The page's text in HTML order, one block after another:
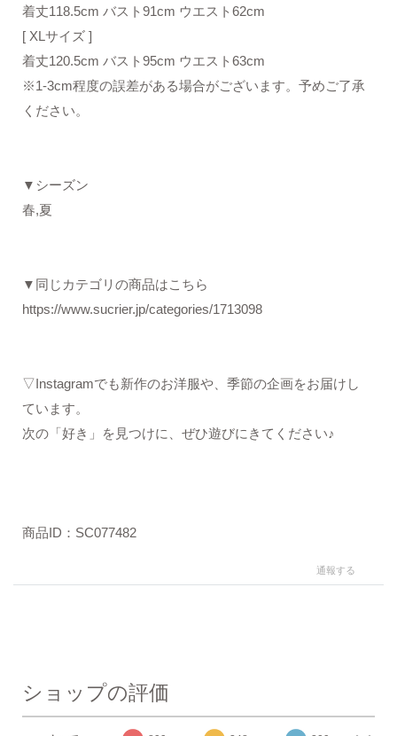
着丈118.5cm バスト91cm ウエスト62cm
[ XLサイズ ]
着丈120.5cm バスト95cm ウエスト63cm
※1-3cm程度の誤差がある場合がございます。予めご了承
ください。
▼シーズン
春,夏
▼同じカテゴリの商品はこちら
https://www.sucrier.jp/categories/1713098
▽Instagramでも新作のお洋服や、季節の企画をお届けし
ています。
次の「好き」を見つけに、ぜひ遊びにきてください♪
商品ID：SC077482
通報する
ショップの評価